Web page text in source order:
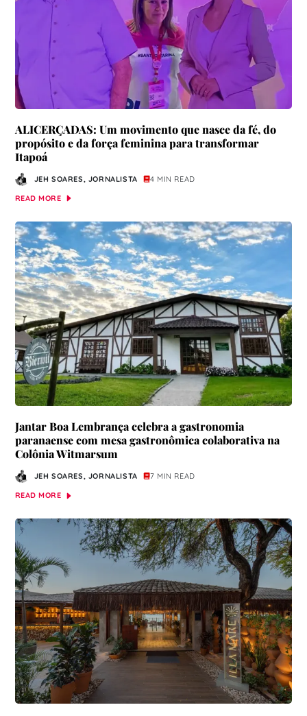
ALICERÇADAS: Um movimento que nasce da fé, do
propósito e da força feminina para transformar
Itapoá
JEH SOARES, JORNALISTA
4 MIN READ
READ MORE
Jantar Boa Lembrança celebra a gastronomia
paranaense com mesa gastronômica colaborativa na
Colônia Witmarsum
JEH SOARES, JORNALISTA
7 MIN READ
READ MORE